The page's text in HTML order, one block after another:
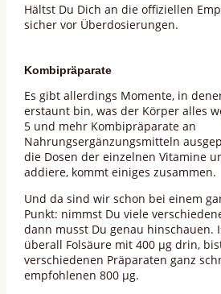
Hältst Du Dich an die offiziellen
sicher vor Überdosierungen.
Kombipräparate
Es gibt allerdings Momente, in
erstaunt bin, was der Körper alles
5 und mehr Kombipräparate an
Nahrungsergänzungsmitteln
die Dosen der einzelnen Vitamine
addiere, kommt einiges zusammen.
Und da sind wir schon bei einem
Punkt: nimmst Du viele
dann musst Du genau hinschauen.
überall Folsäure mit 400 µg drin,
verschiedenen Präparaten ganz
empfohlenen 800 µg.